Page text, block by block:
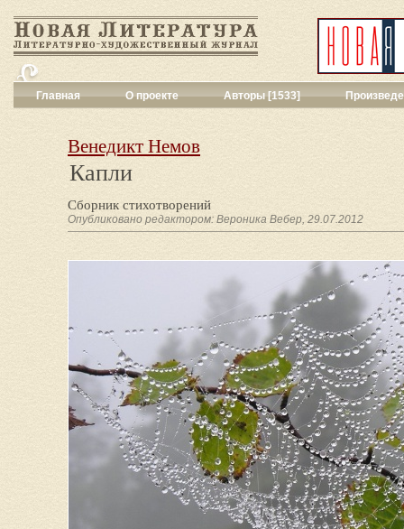
Главная О проекте Авторы [1533]
Сценарии[16]
Драматургия
Повести,
Галерея
[144]
Поэзия[1017]
Другие жанры
Все жанры
Венедикт Немов
Капли
Сборник стихотворений
Опубликовано редактором: Вероника Вебер, 29.07.2012